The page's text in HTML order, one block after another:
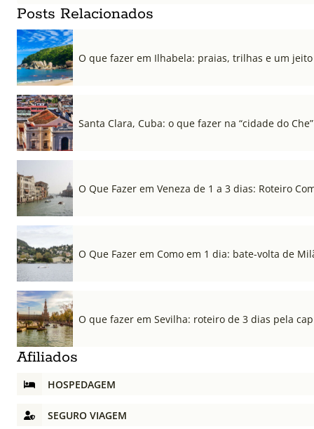
Posts Relacionados
O que fazer em Ilhabela: praias, trilhas e um
Santa Clara, Cuba: o que fazer na “cidade do Che”
O Que Fazer em Veneza de 1 a 3 dias: Roteiro
O Que Fazer em Como em 1 dia: bate-volta de
O que fazer em Sevilha: roteiro de 3 dias pela
Afiliados
HOSPEDAGEM
SEGURO VIAGEM